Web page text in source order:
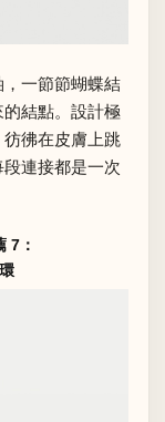
一節節蝴蝶結
結點。設計極
彿在皮膚上跳
連接都是一次
7：